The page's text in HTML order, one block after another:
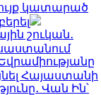
կատարած
շուկան․
Հայաստանի
Վան Ին՝